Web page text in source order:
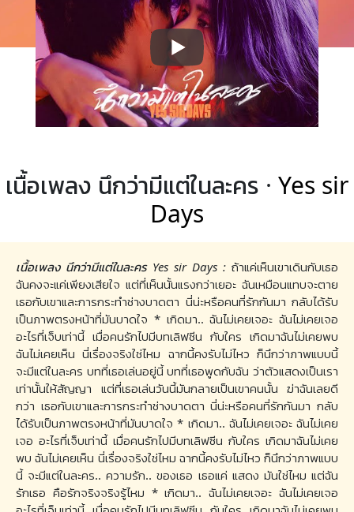
เนื้อเพลง นึกว่ามีแต่ในละคร · Yes sir
Days
เนื้อเพลง นึกว่ามีแต่ในละคร Yes sir Days : ถ้าแค่เห็นเขาเดินกับเธอ
ฉันคงจะแค่เพียงเสียใจ แต่ที่เห็นนั้นแรงกว่าเยอะ ฉันเหมือนแทบจะตาย
เธอกับเขาและการกระทำช่างบาดตา นี่น่ะหรือคนที่รักกันมา กลับได้รับ
เป็นภาพตรงหน้าที่มันบาดใจ * เกิดมา.. ฉันไม่เคยเจอะ ฉันไม่เคยเจอ
อะไรที่เจ็บเท่านี้ เมื่อคนรักไปมีบทเลิฟซีน กับใคร เกิดมาฉันไม่เคยพบ
ฉันไม่เคยเห็น นี่เรื่องจริงใช่ไหม ฉากนี้คงรับไม่ไหว ก็นึกว่าภาพแบบนี้
จะมีแต่ในละคร บทที่เธอเล่นอยู่นี้ บทที่เธอพูดกับฉัน ว่าตัวแสดงเป็นเรา
เท่านั้นให้สัญญา แต่ที่เธอเล่นวันนี้มันกลายเป็นเขาคนนั้น ฆ่าฉันเลยดี
กว่า เธอกับเขาและการกระทำช่างบาดตา นี่น่ะหรือคนที่รักกันมา กลับ
ได้รับเป็นภาพตรงหน้าที่มันบาดใจ * เกิดมา.. ฉันไม่เคยเจอะ ฉันไม่เคย
เจอ อะไรที่เจ็บเท่านี้ เมื่อคนรักไปมีบทเลิฟซีน กับใคร เกิดมาฉันไม่เคย
พบ ฉันไม่เคยเห็น นี่เรื่องจริงใช่ไหม ฉากนี้คงรับไม่ไหว ก็นึกว่าภาพแบบ
นี้ จะมีแต่ในละคร.. ความรัก.. ของเธอ เธอแค่ แสดง มันใช่ไหม แต่ฉัน
รักเธอ คือรักจริงจริงรู้ไหม * เกิดมา.. ฉันไม่เคยเจอะ ฉันไม่เคยเจอ